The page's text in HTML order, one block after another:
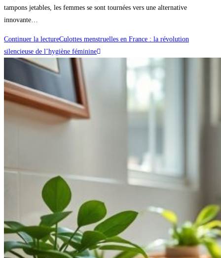
tampons jetables, les femmes se sont tournées vers une alternative
innovante…
Continuer la lectureCulottes menstruelles en France : la révolution
silencieuse de l’hygiène féminine